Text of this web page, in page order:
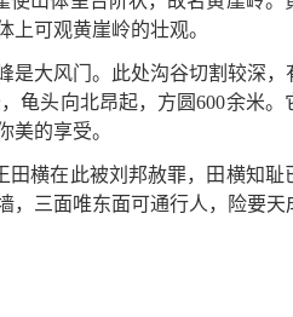
可观黄崖岭的壮观。
大风门。此处沟谷切割较深，
头向北昂起，方圆600余米。
美的享受。
横在此被刘邦赦罪，田横知耻
，三面唯东面可通行人，险要